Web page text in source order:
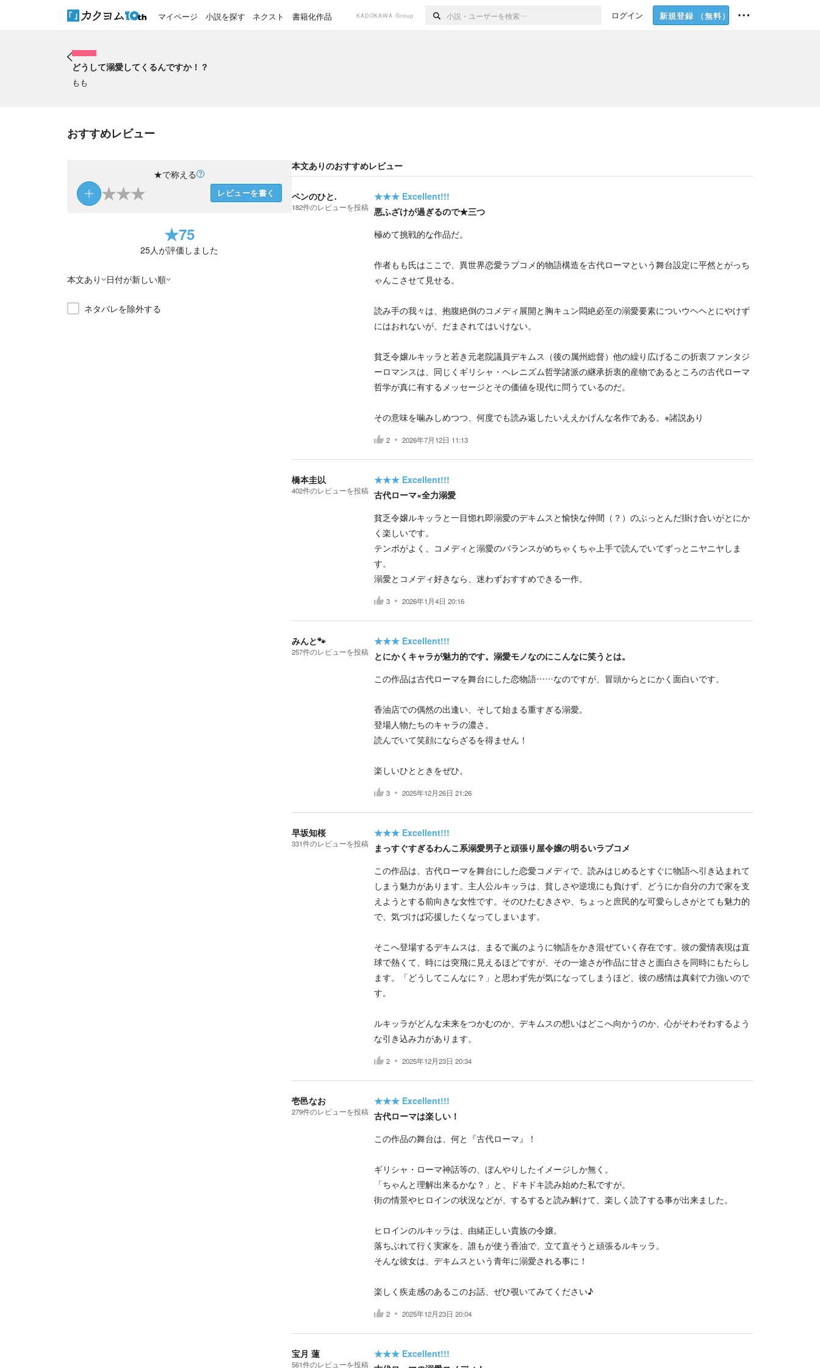
マイページ 小説を探す ネクスト 書籍化作品 KADOKAWA Group ログイン 新規登録 （無料）
どうして溺愛してくるんですか！？
もも
おすすめレビュー
★で称える
★★★ レビューを書く
★75
25人が評価しました
本文あり 日付が新しい順
ネタバレを除外する
本文ありのおすすめレビュー
ペンのひと.
182件のレビューを投稿
★★★ Excellent!!!
悪ふざけが過ぎるので★三つ
極めて挑戦的な作品だ。
作者もも氏はここで、異世界恋愛ラブコメ的物語構造を古代ローマという舞台設定に平然とがっち
ゃんこさせて見せる。
読み手の我々は、抱腹絶倒のコメディ展開と胸キュン悶絶必至の溺愛要素についウヘヘとにやけず
にはおれないが、だまされてはいけない。
貧乏令嬢ルキッラと若き元老院議員デキムス（後の属州総督）他の繰り広げるこの折衷ファンタジ
ーロマンスは、同じくギリシャ・ヘレニズム哲学諸派の継承折衷的産物であるところの古代ローマ
哲学が真に有するメッセージとその価値を現代に問うているのだ。
その意味を噛みしめつつ、何度でも読み返したいええかげんな名作である。※諸説あり
2 2026年7月12日 11:13
橋本圭以
402件のレビューを投稿
★★★ Excellent!!!
古代ローマ×全力溺愛
貧乏令嬢ルキッラと一目惚れ即溺愛のデキムスと愉快な仲間（？）のぶっとんだ掛け合いがとにか
く楽しいです。
テンポがよく、コメディと溺愛のバランスがめちゃくちゃ上手で読んでいてずっとニヤニヤしま
す。
溺愛とコメディ好きなら、迷わずおすすめできる一作。
3 2026年1月4日 20:16
みんと🐾
257件のレビューを投稿
★★★ Excellent!!!
とにかくキャラが魅力的です。溺愛モノなのにこんなに笑うとは。
この作品は古代ローマを舞台にした恋物語……なのですが、冒頭からとにかく面白いです。
香油店での偶然の出逢い、そして始まる重すぎる溺愛。
登場人物たちのキャラの濃さ。
読んでいて笑顔にならざるを得ません！
楽しいひとときをぜひ。
3 2025年12月26日 21:26
早坂知桜
331件のレビューを投稿
★★★ Excellent!!!
まっすぐすぎるわんこ系溺愛男子と頑張り屋令嬢の明るいラブコメ
この作品は、古代ローマを舞台にした恋愛コメディで、読みはじめるとすぐに物語へ引き込まれて
しまう魅力があります。主人公ルキッラは、貧しさや逆境にも負けず、どうにか自分の力で家を支
えようとする前向きな女性です。そのひたむきさや、ちょっと庶民的な可愛らしさがとても魅力的
で、気づけば応援したくなってしまいます。
そこへ登場するデキムスは、まるで嵐のように物語をかき混ぜていく存在です。彼の愛情表現は直
球で熱くて、時には突飛に見えるほどですが、その一途さが作品に甘さと面白さを同時にもたらし
ます。「どうしてこんなに？」と思わず先が気になってしまうほど、彼の感情は真剣で力強いので
す。
ルキッラがどんな未来をつかむのか、デキムスの想いはどこへ向かうのか、心がそわそわするよう
な引き込み力があります。
2 2025年12月23日 20:34
壱邑なお
279件のレビューを投稿
★★★ Excellent!!!
古代ローマは楽しい！
この作品の舞台は、何と『古代ローマ』！
ギリシャ・ローマ神話等の、ぼんやりしたイメージしか無く。
「ちゃんと理解出来るかな？」と、ドキドキ読み始めた私ですが。
街の情景やヒロインの状況などが、するすると読み解けて、楽しく読了する事が出来ました。
ヒロインのルキッラは、由緒正しい貴族の令嬢。
落ちぶれて行く実家を、誰もが使う香油で、立て直そうと頑張るルキッラ。
そんな彼女は、デキムスという青年に溺愛される事に！
楽しく疾走感のあるこのお話、ぜひ覗いてみてください♪
2 2025年12月23日 20:04
宝月 蓮
561件のレビューを投稿
★★★ Excellent!!!